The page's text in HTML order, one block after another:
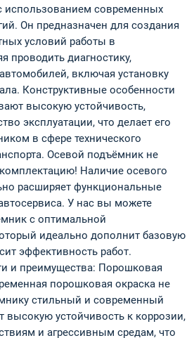
современных
Он предназначен для создания
условий работы в
проводить диагностику,
включая установку
Конструктивные особенности
высокую устойчивость,
эксплуатации, что делает его
в сфере технического
Осевой подъёмник не
Наличие осевого
расширяет функциональные
У нас вы можете
с оптимальной
идеально дополнит базовую
эффективность работ.
и преимущества: Порошковая
порошковая окраска не
стильный и современный
высокую устойчивость к коррозии,
и агрессивным средам, что